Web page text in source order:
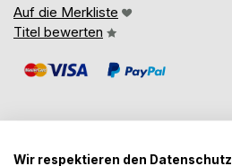
Auf die Merkliste
Titel bewerten
Wir respektieren den Datenschutz